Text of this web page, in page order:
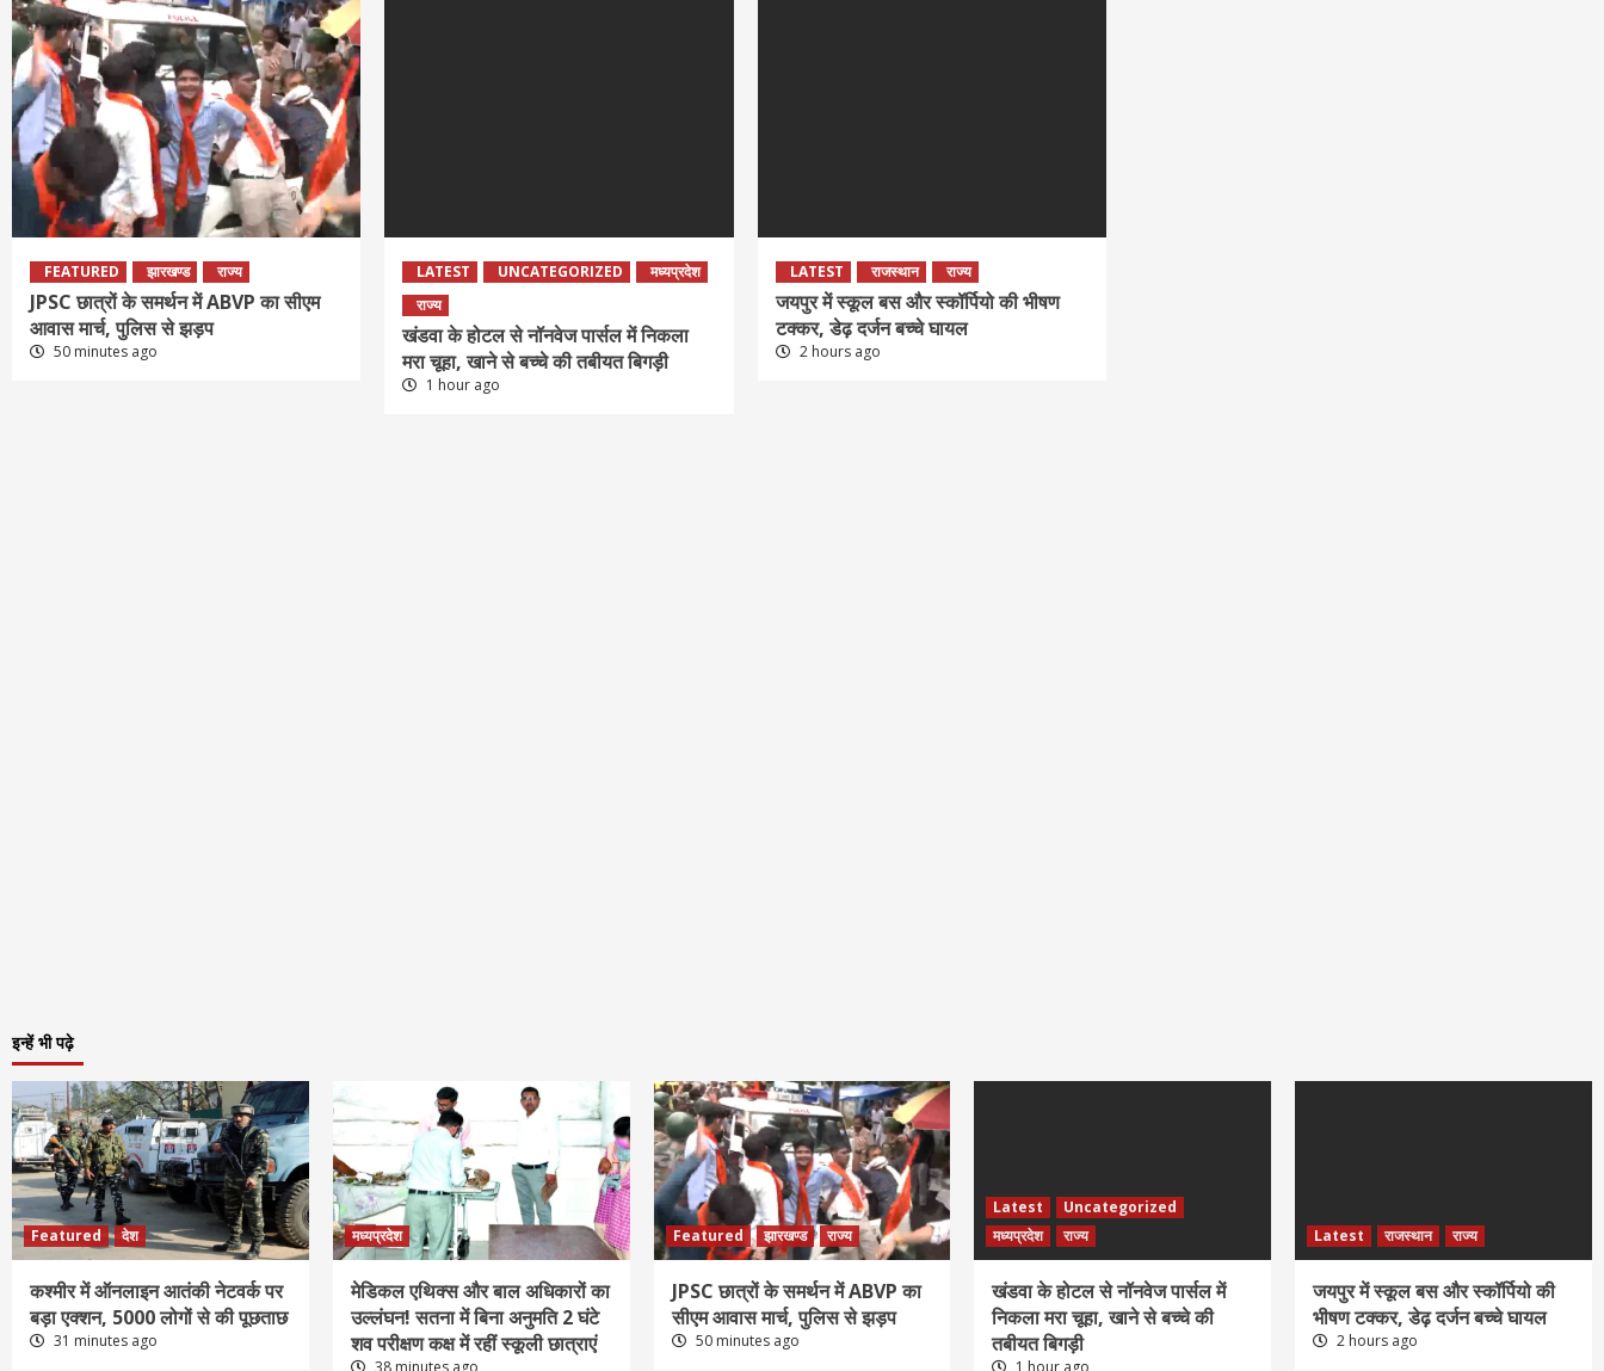
FEATURED झारखण्ड राज्य
JPSC छात्रों के समर्थन में ABVP का सीएम
आवास मार्च, पुलिस से झड़प
50 minutes ago
LATEST UNCATEGORIZED
मध्यप्रदेश
राज्य
खंडवा के होटल से नॉनवेज पार्सल में निकला
मरा चूहा, खाने से बच्चे की तबीयत बिगड़ी
1 hour ago
LATEST राजस्थान राज्य
जयपुर में स्कूल बस और स्कॉर्पियो की भीषण
टक्कर, डेढ़ दर्जन बच्चे घायल
2 hours ago
इन्हें भी पढ़े
Featured देश
कश्मीर में ऑनलाइन आतंकी नेटवर्क पर
बड़ा एक्शन, 5000 लोगों से की पूछताछ
31 minutes ago
मध्यप्रदेश
मेडिकल एथिक्स और बाल अधिकारों का
उल्लंघन! सतना में बिना अनुमति 2 घंटे
शव परीक्षण कक्ष में रहीं स्कूली छात्राएं
Featured झारखण्ड राज्य
JPSC छात्रों के समर्थन में ABVP का
सीएम आवास मार्च, पुलिस से झड़प
50 minutes ago
Latest
Uncategorized
मध्यप्रदेश
राज्य
खंडवा के होटल से नॉनवेज पार्सल में
निकला मरा चूहा, खाने से बच्चे की
तबीयत बिगड़ी
Latest राजस्थान राज्य
जयपुर में स्कूल बस और स्कॉर्पियो की
भीषण टक्कर, डेढ़ दर्जन बच्चे घायल
2 hours ago